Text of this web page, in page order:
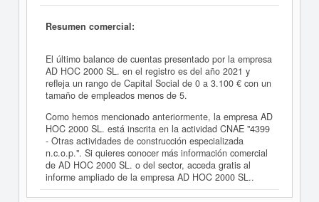
Resumen comercial:
El último balance de cuentas presentado por la empresa
AD HOC 2000 SL. en el registro es del año 2021 y
refleja un rango de Capital Social de 0 a 3.100 € con un
tamaño de empleados menos de 5.
Como hemos mencionado anteriormente, la empresa AD
HOC 2000 SL. está inscrita en la actividad CNAE "4399
- Otras actividades de construcción especializada
n.c.o.p.". Si quieres conocer más información comercial
de AD HOC 2000 SL. o del sector, acceda gratis al
informe ampliado de la empresa AD HOC 2000 SL..